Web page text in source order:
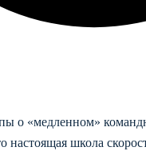
о «медленном»
настоящая школа